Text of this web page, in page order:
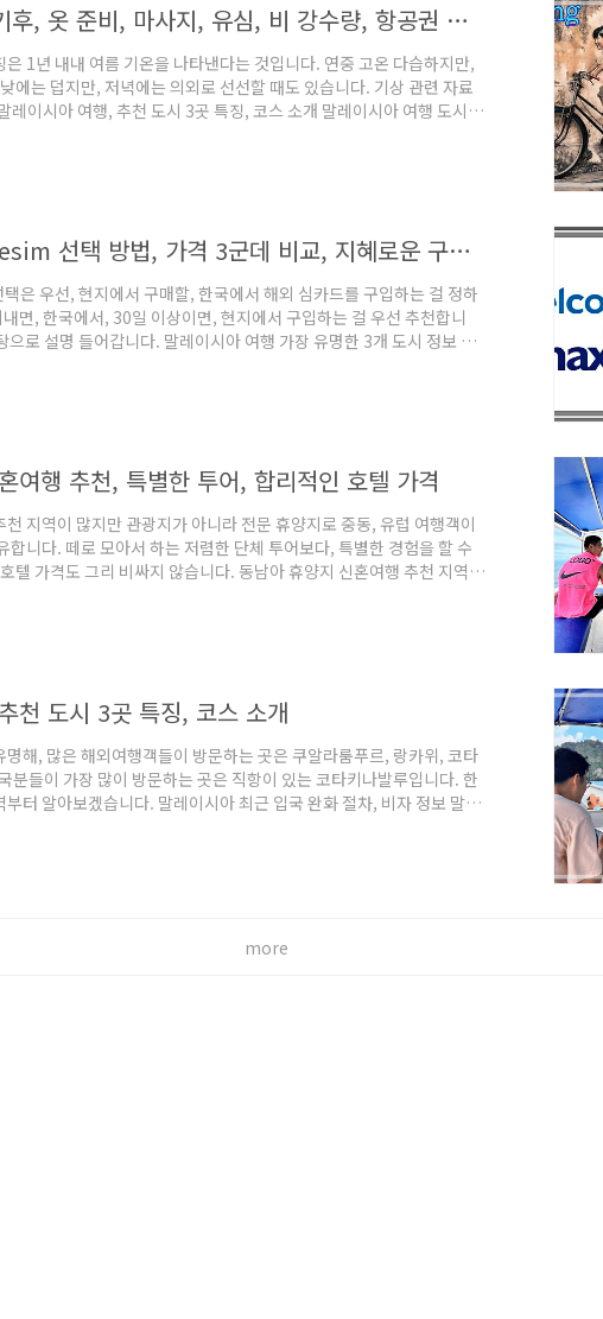
말레이시아 날씨 기후, 옷 준비, 마사지, 유심, 비 강수량, 항공권 가격
1년 내내 여름 기온을 나타낸다는 것입니다. 연중 고온 다습하지만,
에는 덥지만, 저녁에는 의외로 선선할 때도 있습니다. 기상 관련 자료
레이시아 여행, 추천 도시 3곳 특징, 코스 소개 말레이시아 여행 도시로
는 곳은 직항이 있는 코타키나발루입니다. tripeditor.tistory.com
말레이시아 유심, esim 선택 방법, 가격 3군데 비교, 지혜로운 구입 팁
은 우선, 현지에서 구매할, 한국에서 해외 심카드를 구입하는 걸 정하
면, 한국에서, 30일 이상이면, 현지에서 구입하는 걸 우선 추천합니
으로 설명 들어갑니다. 말레이시아 여행 가장 유명한 3개 도시 정보 정
, 그게 참 아쉽네요. 본인의 폰이 esim을 지원하면 이심입니다. 1) 일단
여행 추천, 특별한 투어, 합리적인 호텔 가격
지역이 많지만 관광지가 아니라 전문 휴양지로 중동, 유럽 여행객이
합니다. 떼로 모아서 하는 저렴한 단체 투어보다, 특별한 경험을 할 수
텔 가격도 그리 비싸지 않습니다. 동남아 휴양지 신혼여행 추천 지역
레이시아 손꼽히는 휴양지 랑카위(Langkawi)를 소개해 드립니다. 말
천 도시 3곳 특징, 코스 소개
명해, 많은 해외여행객들이 방문하는 곳은 쿠알라룸푸르, 랑카위, 코타
분들이 가장 많이 방문하는 곳은 직항이 있는 코타키나발루입니다. 한
터 알아보겠습니다. 말레이시아 최근 입국 완화 절차, 비자 정보 말레
로 유네스코 자연 유적지로 선정되었고, 이 나라를 대표하는 휴양지입
more